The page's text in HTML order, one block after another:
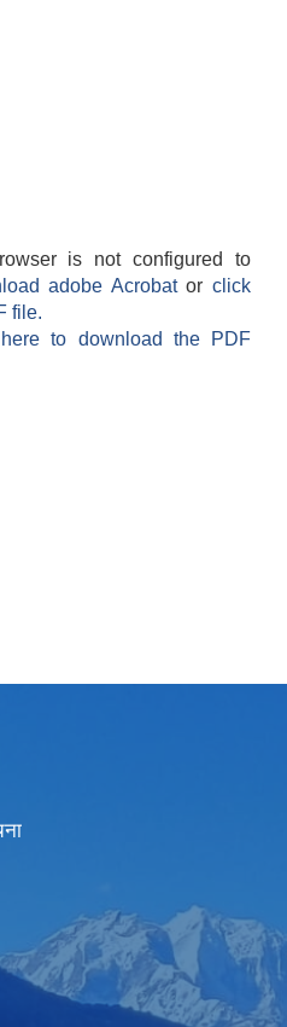
is not configured to
adobe Acrobatorclick
file.
to download the PDF